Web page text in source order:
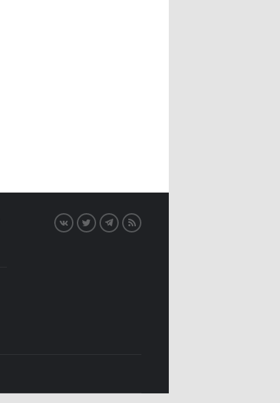
VK TwitterTelegram
RSS